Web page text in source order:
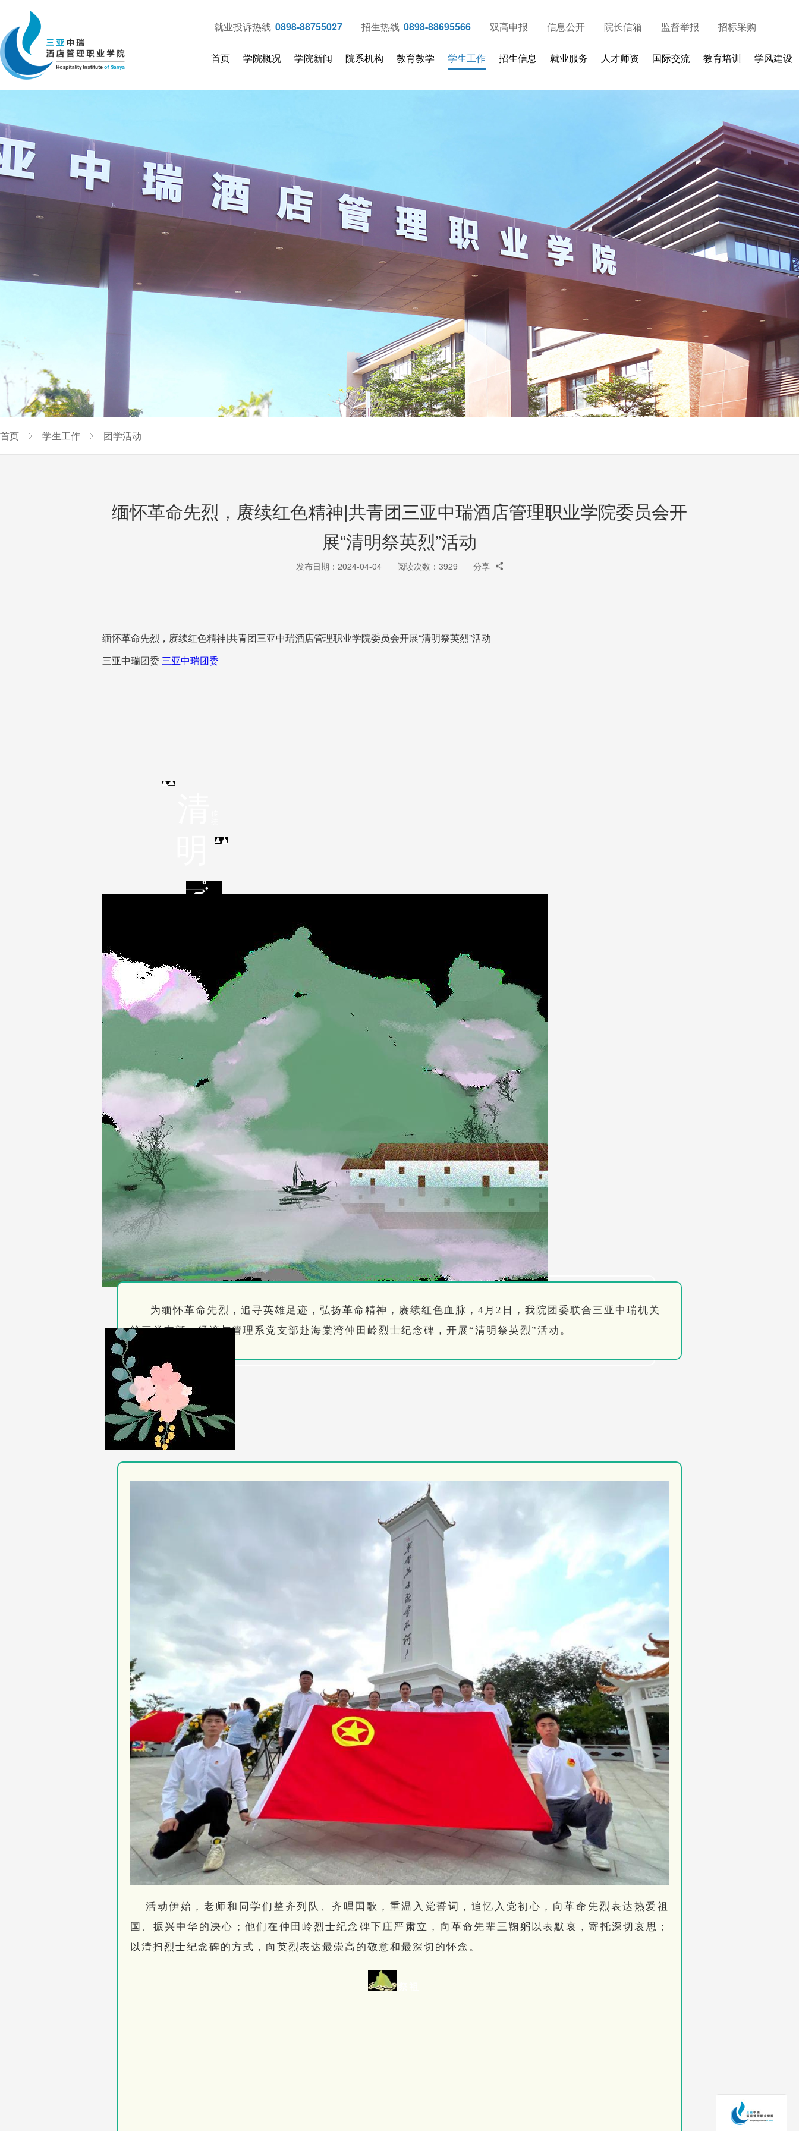
就业投诉热线 0898-88755027 招生热线 0898-88695566 双高申报 信息公开 院长信箱 监督举报
招标采购
首页 学院概况 学院新闻 院系机构 教育教学 学生工作 招生信息 就业服务 人才师资 国际交流 教育培训 学风建设
首页 学生工作 团学活动
缅怀革命先烈，赓续红色精神|共青团三亚中瑞酒店管理职业学院委员会开
展“清明祭英烈”活动
发布日期：2024-04-04 阅读次数：3929 分享
缅怀革命先烈，赓续红色精神|共青团三亚中瑞酒店管理职业学院委员会开展“清明祭英烈”活动
三亚中瑞团委三亚中瑞团委
为缅怀革命先烈，追寻英雄足迹，弘扬革命精神，赓续红色血脉，4月2日，我院团委联合三亚中瑞机关
第三党支部、经济与管理系党支部赴海棠湾仲田岭烈士纪念碑，开展“清明祭英烈”活动。
活动伊始，老师和同学们整齐列队、齐唱国歌，重温入党誓词，追忆入党初心，向革命先烈表达热爱祖
国、振兴中华的决心；他们在仲田岭烈士纪念碑下庄严肃立，向革命先辈三鞠躬以表默哀，寄托深切哀思；
以清扫烈士纪念碑的方式，向英烈表达最崇高的敬意和最深切的怀念。
扫墓祭祖